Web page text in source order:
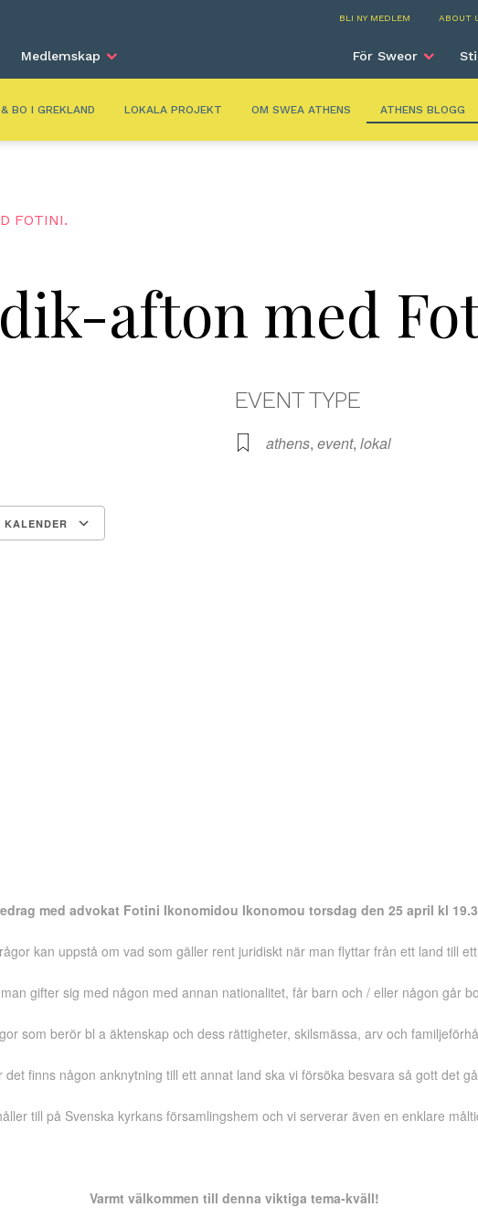
BLI NY MEDLEM ABOUT
Medlemskap För Sweor
BO I GREKLAND LOKALA PROJEKT OM SWEA ATHENS ATHENS BLOGG
FOTINI.
afton med
EVENT TYPE
athens, event, lokal
med advokat Fotini Ikonomidou Ikonomou torsdag den 25 april kl
kan uppstå om vad som gäller rent juridiskt när man flyttar från ett land till
gifter sig med någon med annan nationalitet, får barn och / eller någon går
som berör bl a äktenskap och dess rättigheter, skilsmässa, arv och
det finns någon anknytning till ett annat land ska vi försöka besvara så gott det
till på Svenska kyrkans församlingshem och vi serverar även en enklare
Varmt välkommen till denna viktiga tema-kväll!